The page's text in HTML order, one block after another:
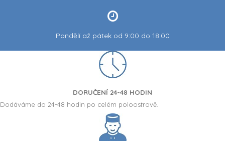
Pondělí až pátek od 9:00 do 18:00
DORUČENÍ 24-48 HODIN
Dodáváme do 24-48 hodin po celém poloostrově.